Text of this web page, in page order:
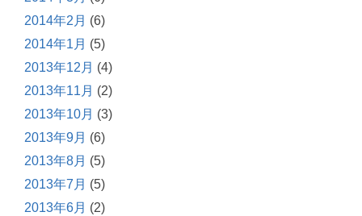
2014年2月 (6)
2014年1月 (5)
2013年12月 (4)
2013年11月 (2)
2013年10月 (3)
2013年9月 (6)
2013年8月 (5)
2013年7月 (5)
2013年6月 (2)